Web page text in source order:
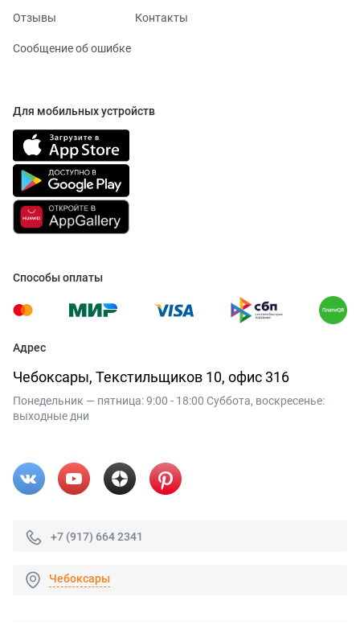
Отзывы Контакты
Сообщение об ошибке
Для мобильных устройств
Способы оплаты
Адрес
Чебоксары, Текстильщиков 10, офис 316
Понедельник — пятница: 9:00 - 18:00 Суббота, воскресенье:
выходные дни
+7 (917) 664 2341
Чебоксары